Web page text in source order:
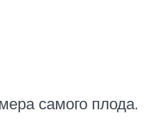
самого плода.